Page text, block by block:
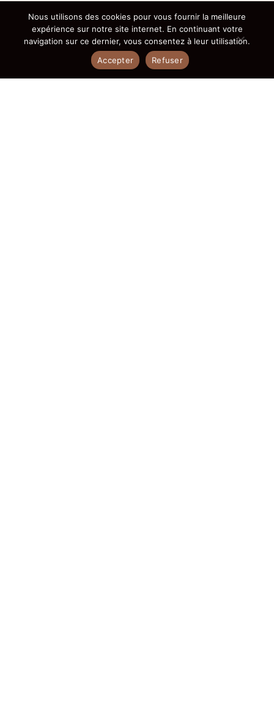
Nous utilisons des cookies pour vous fournir la meilleure
expérience sur notre site internet. En continuant votre
navigation sur ce dernier, vous consentez à leur utilisation.
Accepter
Refuser